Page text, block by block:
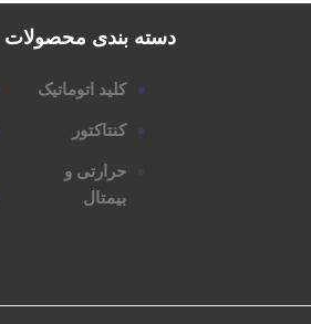
دسته بندی محصولات
کلید اتوماتیک
کنتاکتور
حرارتی و
بیمتال